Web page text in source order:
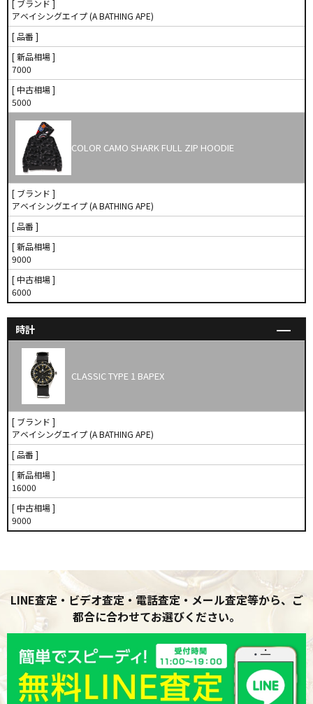
[ ブランド ]
アベイシングエイプ (A BATHING APE)
[ 品番 ]
[ 新品相場 ]
7000
[ 中古相場 ]
5000
COLOR CAMO SHARK FULL ZIP HOODIE
[ ブランド ]
アベイシングエイプ (A BATHING APE)
[ 品番 ]
[ 新品相場 ]
9000
[ 中古相場 ]
6000
時計
CLASSIC TYPE 1 BAPEX
[ ブランド ]
アベイシングエイプ (A BATHING APE)
[ 品番 ]
[ 新品相場 ]
16000
[ 中古相場 ]
9000
LINE査定・ビデオ査定・電話査定・メール査定等から、ご
都合に合わせてお選びください。